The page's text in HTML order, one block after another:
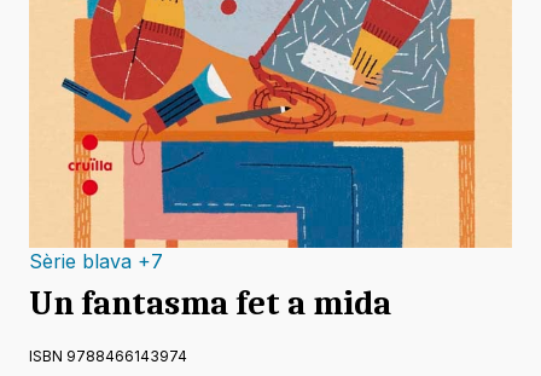
Sèrie blava +7
Un fantasma fet a mida
ISBN 9788466143974